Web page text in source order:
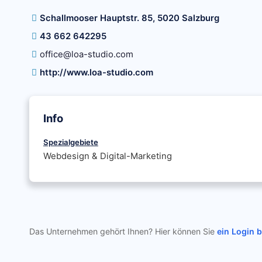
Schallmooser Hauptstr. 85, 5020 Salzburg
43 662 642295
office@loa-studio.com
http://www.loa-studio.com
Info
Spezialgebiete
Webdesign & Digital-Marketing
Das Unternehmen gehört Ihnen? Hier können Sie ein Login